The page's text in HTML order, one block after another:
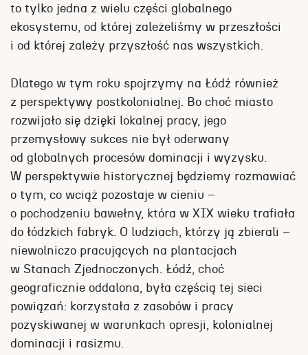
to tylko jedna z wielu części globalnego
ekosystemu, od której zależeliśmy w przeszłości
i od której zależy przyszłość nas wszystkich.
Dlatego w tym roku spojrzymy na Łódź również
z perspektywy postkolonialnej. Bo choć miasto
rozwijało się dzięki lokalnej pracy, jego
przemysłowy sukces nie był oderwany
od globalnych procesów dominacji i wyzysku.
W perspektywie historycznej będziemy rozmawiać
o tym, co wciąż pozostaje w cieniu –
o pochodzeniu bawełny, która w XIX wieku trafiała
do łódzkich fabryk. O ludziach, którzy ją zbierali –
niewolniczo pracujących na plantacjach
w Stanach Zjednoczonych. Łódź, choć
geograficznie oddalona, była częścią tej sieci
powiązań: korzystała z zasobów i pracy
pozyskiwanej w warunkach opresji, kolonialnej
dominacji i rasizmu.